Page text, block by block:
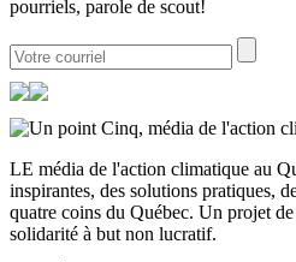
pourriels, parole de scout!
LE média de l'action climatique au
inspirantes, des solutions pratiques,
quatre coins du Québec. Un projet
solidarité à but non lucratif.